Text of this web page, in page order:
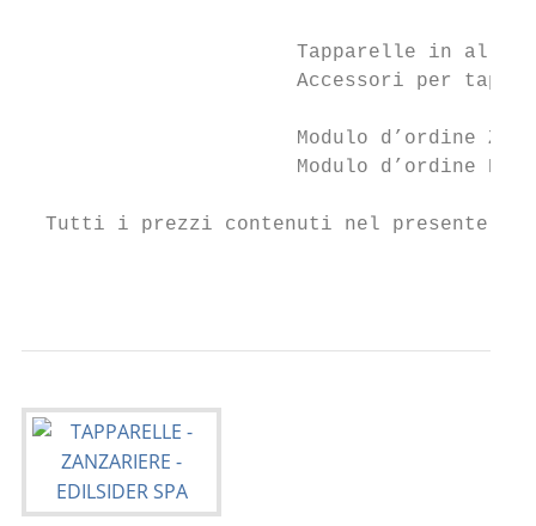
Tapparelle in
Accessori per
Modulo d’ordine
Modulo d’ordine New
Tutti i prezzi contenuti nel presente